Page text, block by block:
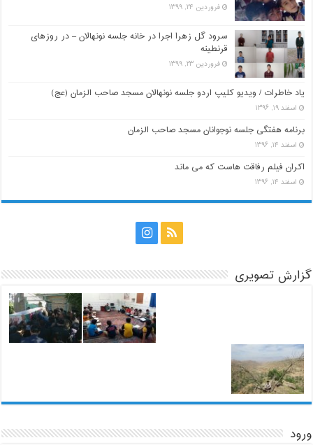
فروردین ۲۴, ۱۳۹۹
سرود گل زهرا اجرا در خانه جلسه نونهالان – در روزهای
قرنطینه
فروردین ۲۳, ۱۳۹۹
یاد خاطرات / ویدیو کلیپ اردو جلسه نونهالان مسجد صاحب الزمان (عج)
اسفند ۱۹, ۱۳۹۶
برنامه هفتگی جلسه نوجوانان مسجد صاحب الزمان
اسفند ۱۴, ۱۳۹۶
اکران فیلم رفاقت هاست که می ماند
اسفند ۱۴, ۱۳۹۶
گزارش تصویری
ورود